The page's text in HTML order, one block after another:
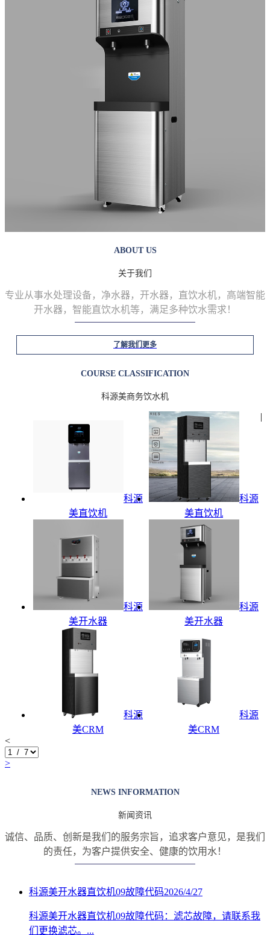
ABOUT US
关于我们
专业从事水处理设备，净水器，开水器，直饮水机，高端智能
开水器，智能直饮水机等，满足多种饮水需求！
了解我们更多
COURSE CLASSIFICATION
科源美商务饮水机
科源
美直饮机
科源
美直饮机
科源
美开水器
科源
美开水器
科源
美CRM
科源
美CRM
|
<
>
NEWS INFORMATION
新闻资讯
诚信、品质、创新是我们的服务宗旨，追求客户意见，是我们
的责任， 为客户提供安全、健康的饮用水！
科源美开水器直饮机09故障代码2026/4/27
科源美开水器直饮机09故障代码：滤芯故障，请联系我
们更换滤芯。...